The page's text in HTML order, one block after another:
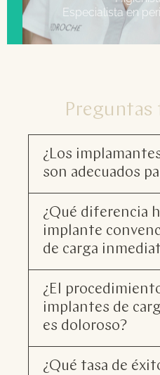
Especialista en
¿Los
son adecuados
¿Qué diferencia
implante
de carga
¿El
implantes de
es doloroso?
¿Qué tasa de